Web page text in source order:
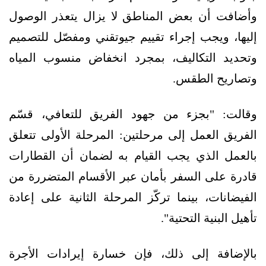
وأضافت أن بعض المناطق لا يزال يتعذر الوصول
إليها، ويجب إجراء تقييم جيوتقني ومفصّل للتصميم
وتحديد التكاليف، بمجرد انخفاض منسوب المياه
وتصاريح الطقس.
وقالت: "بجزء من جهود الفريق للتعافي، قسّم
الفريق العمل إلى مرحلتين: المرحلة الأولى تتعلق
بالعمل الذي يجب القيام به لضمان أن القطارات
قادرة على السفر بأمان عبر الأقسام المتضررة من
الفيضانات، بينما تركّز المرحلة الثانية على إعادة
تأهيل البنية التحتية".
بالإضافة إلى ذلك، فإن خسارة إيرادات الأجرة